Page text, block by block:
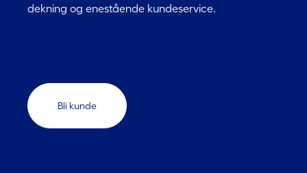
dekning og enestående kundeservice.
Bli kunde